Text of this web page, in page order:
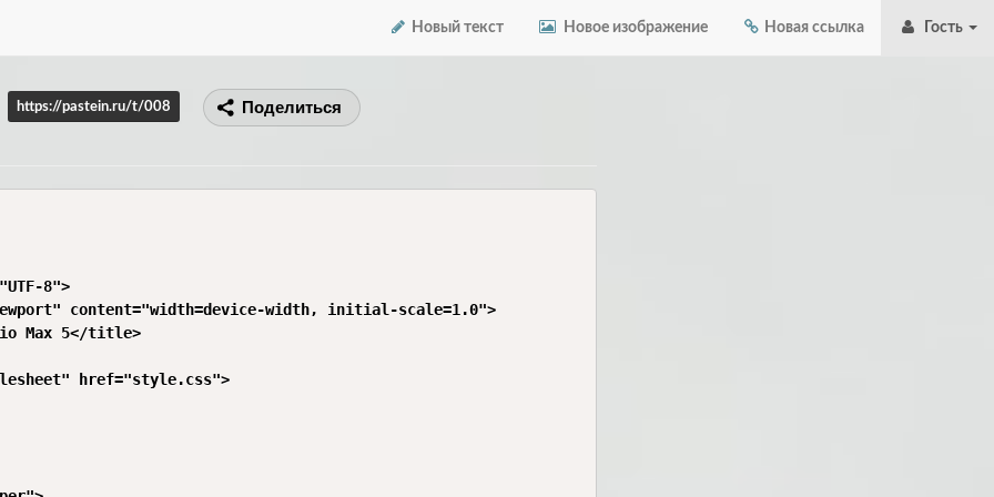
Новый текст Новое изображение Новая ссылка Гость
https://pastein.ru/t/008 Поделиться